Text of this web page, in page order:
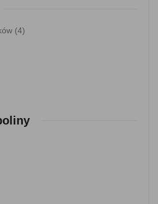
(4)